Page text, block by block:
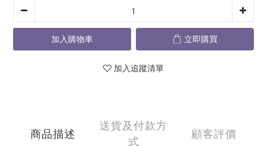
加入購物車 立即購買
加入追蹤清單
商品描述
送貨及付款方
式
顧客評價